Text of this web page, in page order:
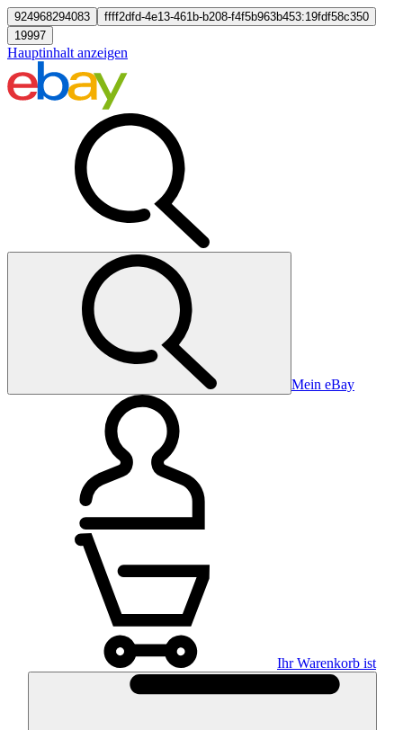
924968294083
ffff2dfd-4e13-461b-b208-f4f5b963b453:19fdf58c350
19997
Hauptinhalt anzeigen
Mein eBay
Ihr Warenkorb ist